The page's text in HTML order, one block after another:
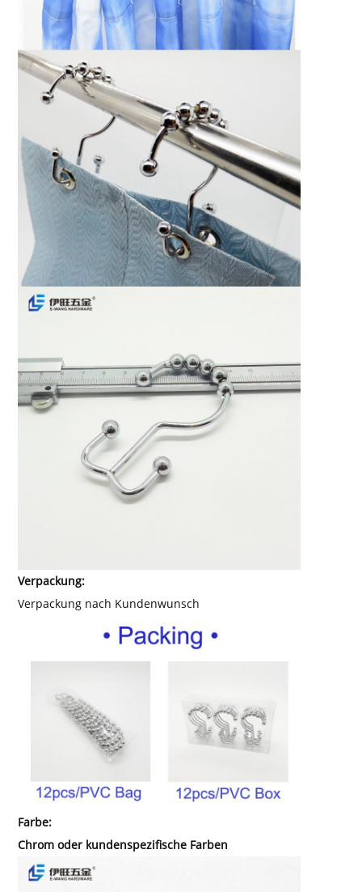
Verpackung:
Verpackung nach Kundenwunsch
Farbe:
Chrom oder kundenspezifische Farben